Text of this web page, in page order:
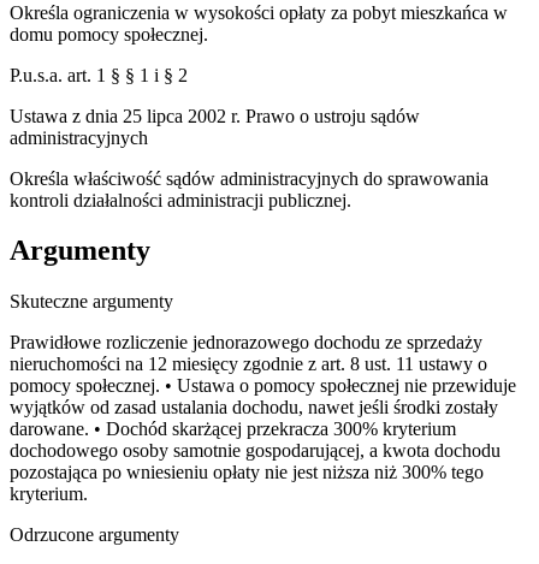
Określa ograniczenia w wysokości opłaty za pobyt mieszkańca w
domu pomocy społecznej.
P.u.s.a. art. 1 § § 1 i § 2
Ustawa z dnia 25 lipca 2002 r. Prawo o ustroju sądów
administracyjnych
Określa właściwość sądów administracyjnych do sprawowania
kontroli działalności administracji publicznej.
Argumenty
Skuteczne argumenty
Prawidłowe rozliczenie jednorazowego dochodu ze sprzedaży
nieruchomości na 12 miesięcy zgodnie z art. 8 ust. 11 ustawy o
pomocy społecznej. • Ustawa o pomocy społecznej nie przewiduje
wyjątków od zasad ustalania dochodu, nawet jeśli środki zostały
darowane. • Dochód skarżącej przekracza 300% kryterium
dochodowego osoby samotnie gospodarującej, a kwota dochodu
pozostająca po wniesieniu opłaty nie jest niższa niż 300% tego
kryterium.
Odrzucone argumenty